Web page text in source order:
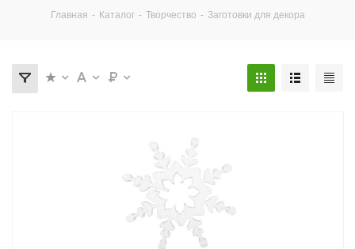
Главная - Каталог - Творчество - Заготовки для декора